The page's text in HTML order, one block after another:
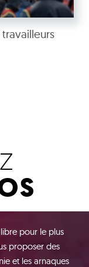
pour le plus
proposer des
et les arnaques